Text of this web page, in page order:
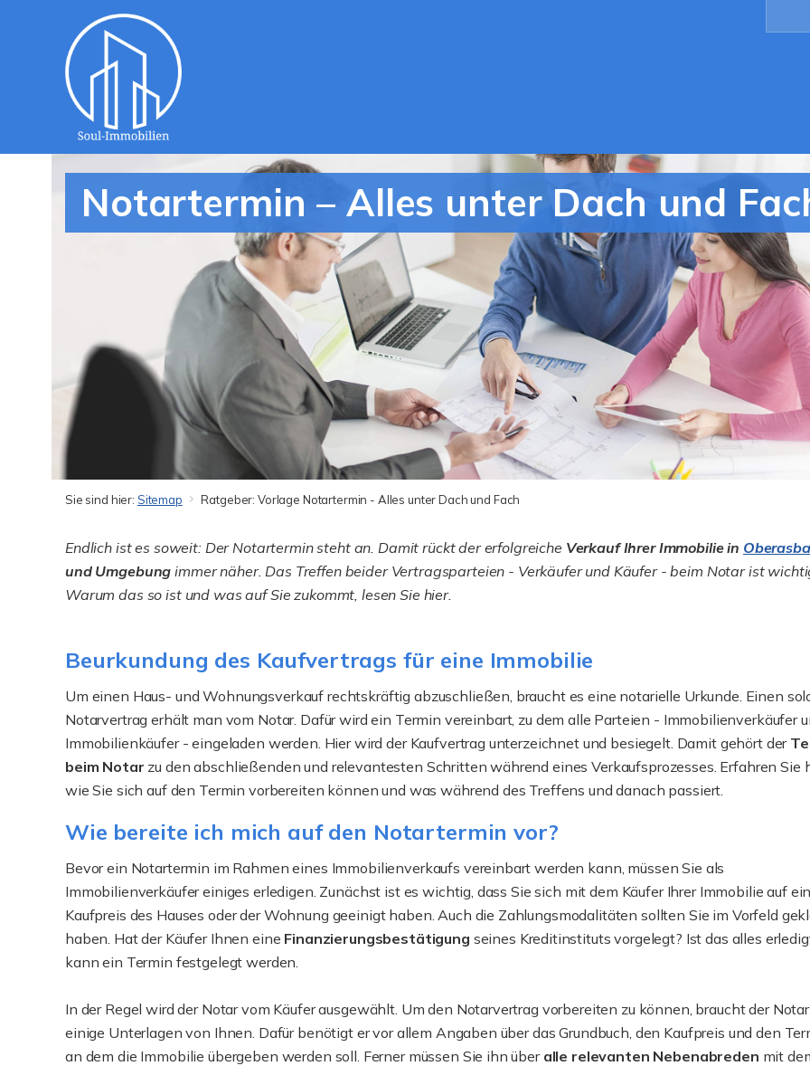
Notartermin – Alles unter Dach und
Sie sind hier: Sitemap Ratgeber: Vorlage Notartermin - Alles unter Dach und Fach
Endlich ist es soweit: Der Notartermin steht an. Damit rückt der erfolgreiche Verkauf Ihrer Immobilie in
und Umgebung immer näher. Das Treffen beider Vertragsparteien - Verkäufer und Käufer - beim Notar ist
Warum das so ist und was auf Sie zukommt, lesen Sie hier.
Beurkundung des Kaufvertrags für eine Immobilie
Um einen Haus- und Wohnungsverkauf rechtskräftig abzuschließen, braucht es eine notarielle Urkunde. Einen
Notarvertragerhält man vom Notar. Dafür wird ein Termin vereinbart, zu dem alle Parteien - Immobilienverkäufer
Immobilienkäufer - eingeladen werden. Hier wird der Kaufvertrag unterzeichnet und besiegelt. Damit gehört der
beim Notar zu den abschließenden und relevantesten Schritten während eines Verkaufsprozesses. Erfahren Sie
wie Sie sich auf den Termin vorbereiten können und was während des Treffens und danach passiert.
Wie bereite ich mich auf den Notartermin vor?
Bevor ein Notartermin im Rahmen eines Immobilienverkaufs vereinbart werden kann, müssen Sie als
Immobilienverkäufer einiges erledigen. Zunächst ist es wichtig, dass Sie sich mit dem Käufer Ihrer Immobilie auf
Kaufpreis des Hauses oder der Wohnung geeinigt haben. Auch die Zahlungsmodalitäten sollten Sie im Vorfeld
haben. Hat der Käufer Ihnen eine Finanzierungsbestätigung seines Kreditinstituts vorgelegt? Ist das alles
kann ein Termin festgelegt werden.
In der Regel wird der Notar vom Käufer ausgewählt. Um den Notarvertrag vorbereiten zu können, braucht der Notar
einige Unterlagen von Ihnen. Dafür benötigt er vor allem Angaben über das Grundbuch, den Kaufpreis und den
an dem die Immobilie übergeben werden soll. Ferner müssen Sie ihn über alle relevanten Nebenabreden mit